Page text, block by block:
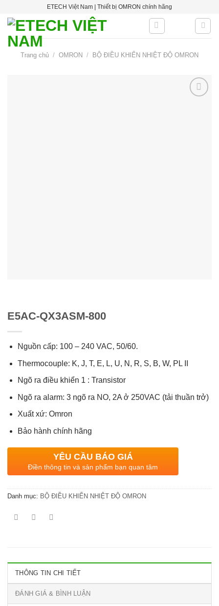
content
ETECH Việt Nam | Thiết bị OMRON chính hãng
Trang chủ / OMRON / BỘ ĐIỀU KHIỂN NHIỆT ĐỘ OMRON
E5AC-QX3ASM-800
Nguồn cấp: 100 – 240 VAC, 50/60.
Thermocouple: K, J, T, E, L, U, N, R, S, B, W, PL II
Ngõ ra điều khiển 1 : Transistor
Ngõ ra alarm: 3 ngõ ra NO, 2A ở 250VAC (tải thuần trở)
Xuất xứ: Omron
Bảo hành chính hãng
YÊU CẦU BÁO GIÁ
Điền thông tin và sản phẩm bạn quan tâm
Danh mục: BỘ ĐIỀU KHIỂN NHIỆT ĐỘ OMRON
THÔNG TIN CHI TIẾT
ĐÁNH GIÁ & BÌNH LUẬN